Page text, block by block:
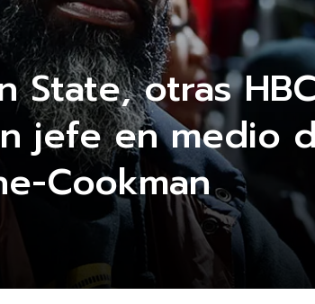
State, otras
jefe en medio
Cookman